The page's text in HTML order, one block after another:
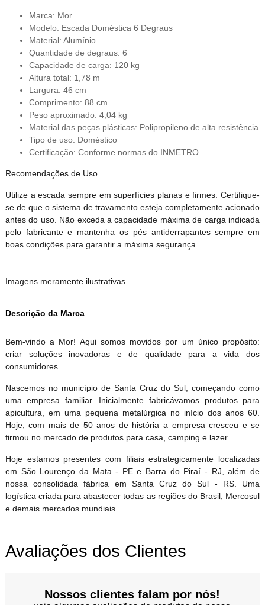
Marca: Mor
Modelo: Escada Doméstica 6 Degraus
Material: Alumínio
Quantidade de degraus: 6
Capacidade de carga: 120 kg
Altura total: 1,78 m
Largura: 46 cm
Comprimento: 88 cm
Peso aproximado: 4,04 kg
Material das peças plásticas: Polipropileno de alta resistência
Tipo de uso: Doméstico
Certificação: Conforme normas do INMETRO
Recomendações de Uso
Utilize a escada sempre em superfícies planas e firmes. Certifique-
se de que o sistema de travamento esteja completamente acionado
antes do uso. Não exceda a capacidade máxima de carga indicada
pelo fabricante e mantenha os pés antiderrapantes sempre em
boas condições para garantir a máxima segurança.
Imagens meramente ilustrativas.
Descrição da Marca
Bem-vindo a Mor! Aqui somos movidos por um único propósito:
criar soluções inovadoras e de qualidade para a vida dos
consumidores.
Nascemos no município de Santa Cruz do Sul, começando como
uma empresa familiar. Inicialmente fabricávamos produtos para
apicultura, em uma pequena metalúrgica no início dos anos 60.
Hoje, com mais de 50 anos de história a empresa cresceu e se
firmou no mercado de produtos para casa, camping e lazer.
Hoje estamos presentes com filiais estrategicamente localizadas
em São Lourenço da Mata - PE e Barra do Piraí - RJ, além de
nossa consolidada fábrica em Santa Cruz do Sul - RS. Uma
logística criada para abastecer todas as regiões do Brasil, Mercosul
e demais mercados mundiais.
Avaliações dos Clientes
Nossos clientes falam por nós!